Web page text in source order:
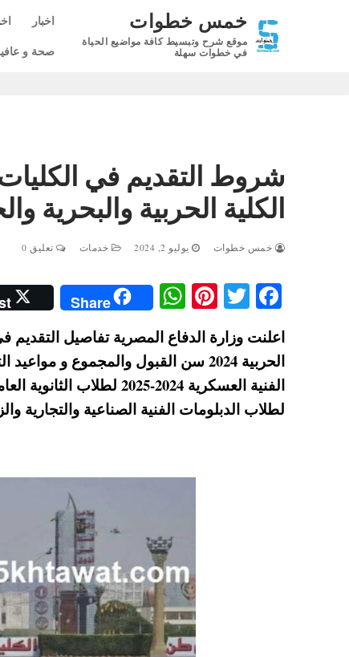
خمس خطوات
موقع شرح وتبسيط كافة مواضيع الحياة
في خطوات سهلة
اخبار
صحة و
الكلية الحربية والبحرية
خمس خطوات يوليو 2, 2024 خدمات تعليق 0
Fa
bo
ok
T
wi
tte
r
Pi
nt
er
es
t
W
ha
ts
A
pp
Share
الحربية 2024 سن القبول والمجموع و
الفنية العسكرية 2024-
لطلاب الدبلومات الفنية الصناعية والتجارية